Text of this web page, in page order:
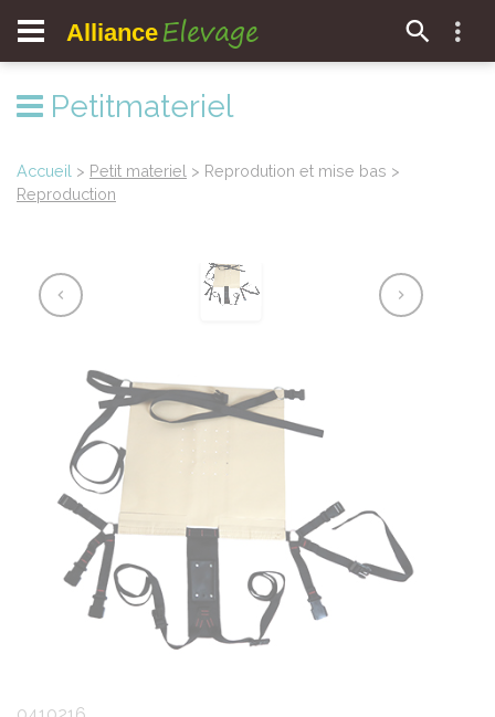
Alliance Elevage
Petitmateriel
Accueil > Petit materiel > Reprodution et mise bas >
Reproduction